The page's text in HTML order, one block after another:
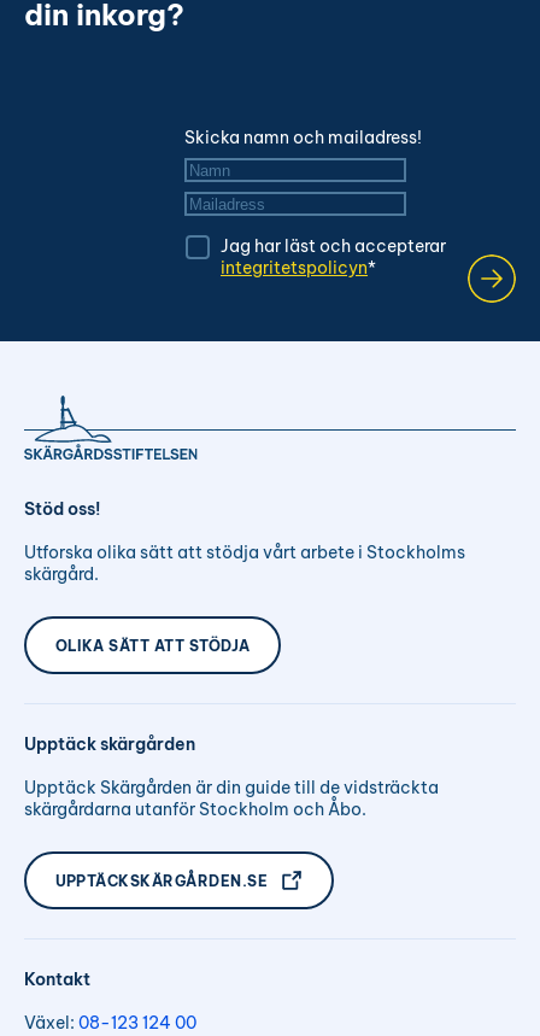
din inkorg?
Skicka namn och mailadress!
Namn
*
Mailadress*
Jag har läst och accepterar
integritetspolicyn*
Stöd oss!
Utforska olika sätt att stödja vårt arbete i Stockholms
skärgård.
OLIKA SÄTT ATT STÖDJA
Upptäck skärgården
Upptäck Skärgården är din guide till de vidsträckta
skärgårdarna utanför Stockholm och Åbo.
UPPTÄCKSKÄRGÅRDEN.SE
Kontakt
Växel: 08-123 124 00